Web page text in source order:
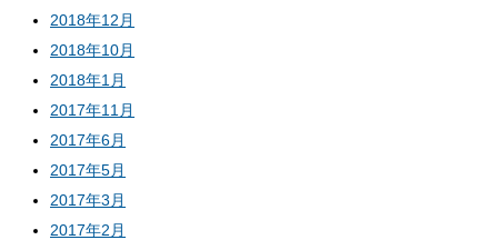
2018年12月
2018年10月
2018年1月
2017年11月
2017年6月
2017年5月
2017年3月
2017年2月